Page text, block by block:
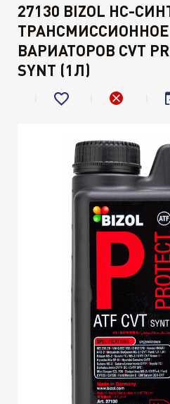
27130 BIZOL НС-
ВАРИАТОРОВ CVT
SYNT (1Л)